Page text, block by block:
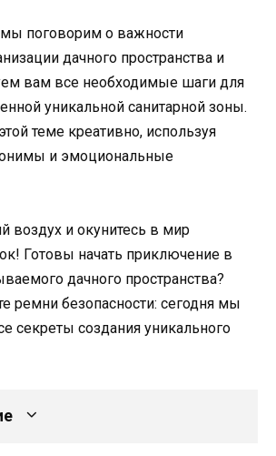
мы поговорим о важности
дачного пространства и
вам все необходимые шаги для
уникальной санитарной зоны.
теме креативно, используя
и эмоциональные
воздух и окунитесь в мир
Готовы начать приключение в
дачного пространства?
ремни безопасности: сегодня мы
секреты создания уникального